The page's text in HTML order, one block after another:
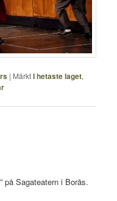
| MärktI hetaste laget,
på Sagateatern i Borås.